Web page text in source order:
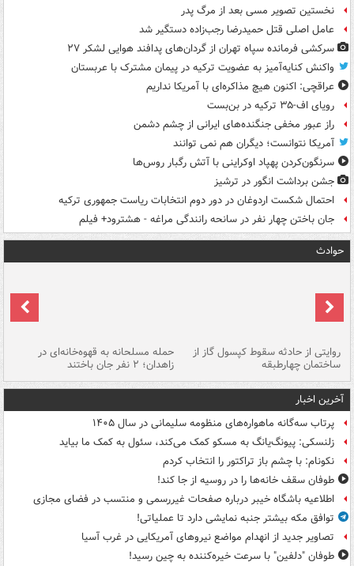
نخستین تصویر مسی بعد از مرگ پدر
عامل اصلی قتل حمیدرضا رجب‌زاده دستگیر شد
سرکشی فرمانده سپاه تهران از گردان‌های پدافند هوایی لشکر ۲۷
واکنش کنایه‌آمیز به عضویت ترکیه در پیمان مشترک با عربستان
عراقچی: اکنون هیچ مذاکره‌ای با آمریکا نداریم
رویای اف-۳۵ ترکیه در بن‌بست
راز عبور مخفی جنگنده‌های ایرانی از چشم دشمن
آمریکا نتوانست؛ دیگران هم نمی توانند
سرنگون‌کردن پهپاد اوکراینی با آتش رگبار روس‌ها
جشن برداشت انگور در ترشیز
احتمال شکست اردوغان در دور دوم انتخابات ریاست جمهوری ترکیه
جان باختن چهار نفر در سانحه رانندگی مراغه - هشترود+ فیلم
حوادث
روایتی از حادثه سقوط کپسول گاز از
ساختمان چهارطبقه
حمله مسلحانه به قهوه‌خانه‌ای در
زاهدان؛ ۲ نفر جان باختند
آخرین اخبار
پرتاب سه‌گانه ماهواره‌های منظومه سلیمانی در سال ۱۴۰۵
زلنسکی: پیونگ‌یانگ به مسکو کمک می‌کند، سئول به کمک ما بیاید
نکونام: با چشم باز تراکتور را انتخاب کردم
طوفان سقف خانه‌ها را در روسیه از جا ‌کند!
اطلاعیه باشگاه خیبر درباره صفحات غیررسمی و منتسب در فضای مجازی
توافق مکه بیشتر جنبه نمایشی دارد تا عملیاتی!
تصاویر جدید از انهدام مواضع نیروهای آمریکایی در غرب آسیا
طوفان "دلفین" با سرعت خیره‌کننده به چین رسید!